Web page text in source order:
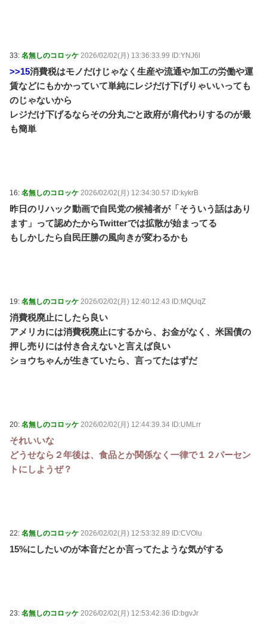
33: 名無しのコロッケ 2026/02/02(月) 13:36:33.99 ID:YNJ6l
>>15消費税はモノだけじゃなく生産や流通や加工の労働や運
賃などにもかかっていて単純にレジだけ下げりゃいいっても
のじゃないから
レジだけ下げるならその分丸ごと政府が肩代わりするのが最
も簡単
16: 名無しのコロッケ 2026/02/02(月) 12:34:30.57 ID:kykrB
昨日のリハック動画で自民党の候補者が「そういう話はあり
ます」って認めたからTwitterでは拡散が始まってる
もしかしたら自民圧勝の風向きが変わるかも
19: 名無しのコロッケ 2026/02/02(月) 12:40:12.43 ID:MQUqZ
消費税廃止にしたら良い
アメリカには消費税廃止にするから、お金がなく、米国債の
押し売りには付き合えないと言えば良い
ショウちゃんが生きていたら、言ってたはずだ
20: 名無しのコロッケ 2026/02/02(月) 12:44:39.34 ID:UMLrr
それいいな
どうせなら２年後は、食品とか関係なく一律で１２パーセン
トにしようぜ？
22: 名無しのコロッケ 2026/02/02(月) 12:53:32.89 ID:CVOlu
15%にしたいのが本音だとか言ってたような気がする
23: 名無しのコロッケ 2026/02/02(月) 12:53:42.36 ID:bgvJr